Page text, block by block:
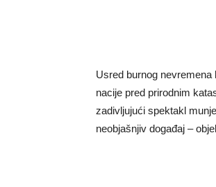
Usred burnog
nacije pred prirodnim
zadivljujući spektakl
neobjašnjiv događaj –